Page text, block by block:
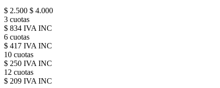
$ 2.500 $ 4.000
3 cuotas
$ 834 IVA INC
6 cuotas
$ 417 IVA INC
10 cuotas
$ 250 IVA INC
12 cuotas
$ 209 IVA INC